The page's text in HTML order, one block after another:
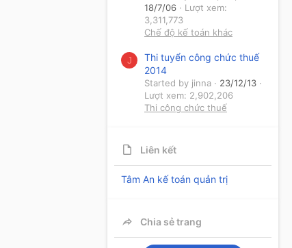
18/7/06
Lượt xem:
3,311,773
Chế độ kế toán khác
J
Thi tuyển công chức thuế
2014
Started by jinna
23/12/13
Lượt xem: 2,902,206
Thi công chức thuế
Liên kết
Tâm An kế toán quản trị
Chia sẻ trang